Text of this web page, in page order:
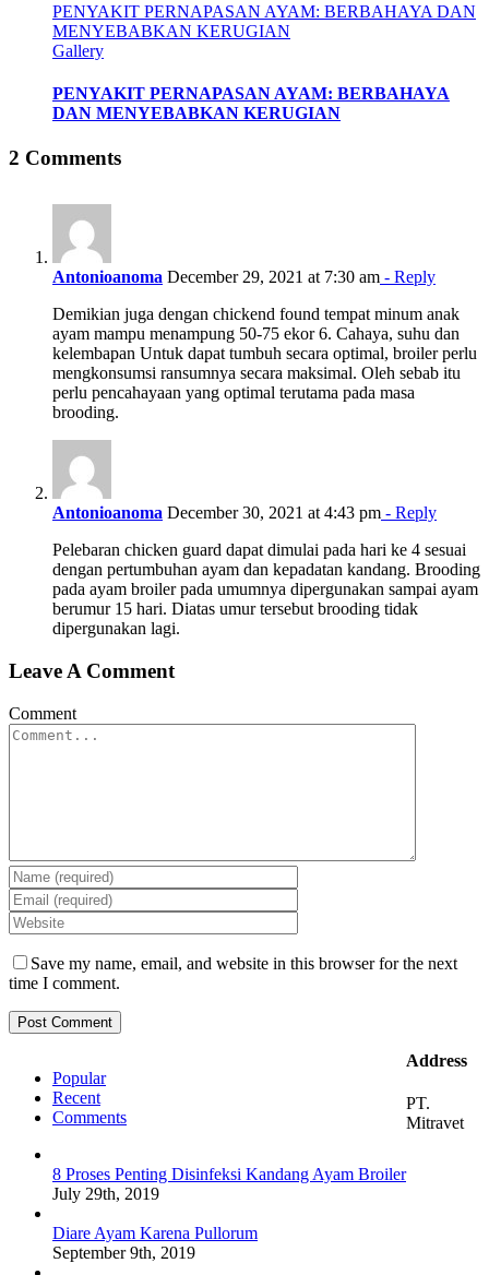
PENYAKIT PERNAPASAN AYAM: BERBAHAYA DAN
MENYEBABKAN KERUGIAN
Gallery
PENYAKIT PERNAPASAN AYAM: BERBAHAYA
DAN MENYEBABKAN KERUGIAN
2 Comments
Antonioanoma December 29, 2021 at 7:30 am - Reply
Demikian juga dengan chickend found tempat minum anak
ayam mampu menampung 50-75 ekor 6. Cahaya, suhu dan
kelembapan Untuk dapat tumbuh secara optimal, broiler perlu
mengkonsumsi ransumnya secara maksimal. Oleh sebab itu
perlu pencahayaan yang optimal terutama pada masa
brooding.
Antonioanoma December 30, 2021 at 4:43 pm - Reply
Pelebaran chicken guard dapat dimulai pada hari ke 4 sesuai
dengan pertumbuhan ayam dan kepadatan kandang. Brooding
pada ayam broiler pada umumnya dipergunakan sampai ayam
berumur 15 hari. Diatas umur tersebut brooding tidak
dipergunakan lagi.
Leave A Comment
Comment
Save my name, email, and website in this browser for the next
time I comment.
Popular
Recent
Comments
8 Proses Penting Disinfeksi Kandang Ayam Broiler
July 29th, 2019
Diare Ayam Karena Pullorum
September 9th, 2019
Address
PT.
Mitravet